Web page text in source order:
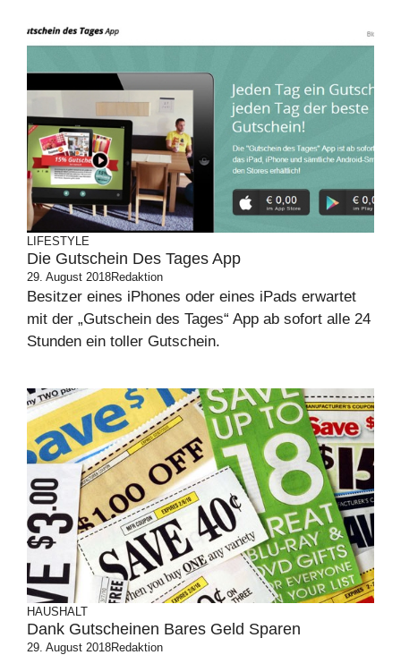
LIFESTYLE
Die Gutschein Des Tages App
29. August 2018Redaktion
Besitzer eines iPhones oder eines iPads erwartet
mit der „Gutschein des Tages“ App ab sofort alle 24
Stunden ein toller Gutschein.
HAUSHALT
Dank Gutscheinen Bares Geld Sparen
29. August 2018Redaktion